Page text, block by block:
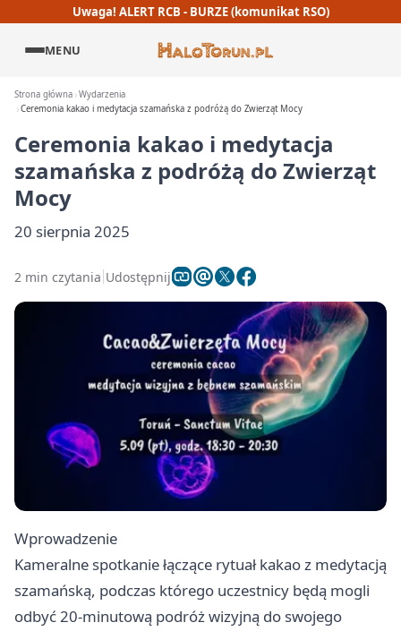
Uwaga! ALERT RCB - BURZE (komunikat RSO)
MENU
Strona główna Wydarzenia
Ceremonia kakao i medytacja szamańska z podróżą do Zwierząt Mocy
Ceremonia kakao i medytacja
szamańska z podróżą do Zwierząt
Mocy
20 sierpnia 2025
2 min czytania Udostępnij
Wprowadzenie
Kameralne spotkanie łączące rytuał kakao z medytacją
szamańską, podczas którego uczestnicy będą mogli
odbyć 20‑minutową podróż wizyjną do swojego